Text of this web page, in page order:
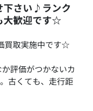
下さい♪ランク
大歓迎です☆
買取実施中です☆
評価がつかないカ
古くても、走行距